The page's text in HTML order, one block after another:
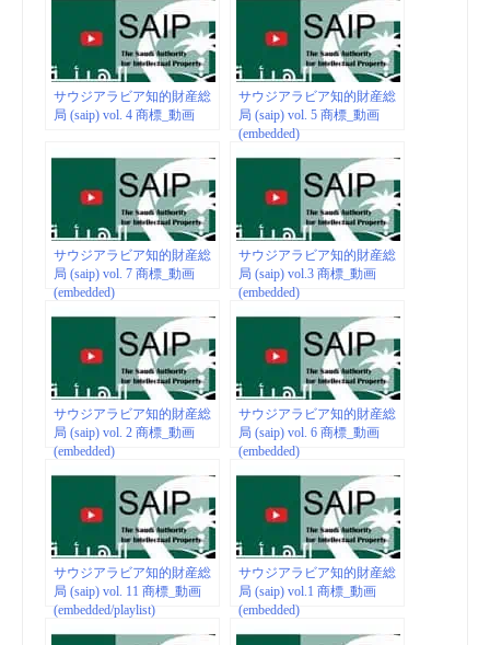
サウジアラビア知的財産総
局 (saip) vol. 4 商標_動画
サウジアラビア知的財産総
局 (saip) vol. 5 商標_動画
(embedded)
サウジアラビア知的財産総
局 (saip) vol. 7 商標_動画
(embedded)
サウジアラビア知的財産総
局 (saip) vol.3 商標_動画
(embedded)
サウジアラビア知的財産総
局 (saip) vol. 2 商標_動画
(embedded)
サウジアラビア知的財産総
局 (saip) vol. 6 商標_動画
(embedded)
サウジアラビア知的財産総
局 (saip) vol. 11 商標_動画
(embedded/playlist)
サウジアラビア知的財産総
局 (saip) vol.1 商標_動画
(embedded)